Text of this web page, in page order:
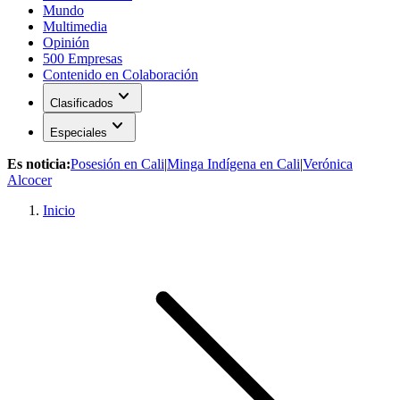
Mundo
Multimedia
Opinión
500 Empresas
Contenido en Colaboración
Clasificados expand_more
Especiales expand_more
Es noticia:Posesión en Cali|Minga Indígena en Cali|Verónica
Alcocer
Inicio